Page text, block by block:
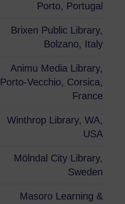
Porto, Portugal
Brixen Public Library,
Bolzano, Italy
Animu Media Library,
Porto-Vecchio, Corsica,
France
Winthrop Library, WA,
USA
Mölndal City Library,
Sweden
Masoro Learning &